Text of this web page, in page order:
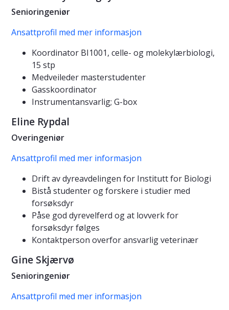
Senioringeniør
Ansattprofil med mer informasjon
Koordinator BI1001, celle- og molekylærbiologi,
15 stp
Medveileder masterstudenter
Gasskoordinator
Instrumentansvarlig; G-box
Eline Rypdal
Overingeniør
Ansattprofil med mer informasjon
Drift av dyreavdelingen for Institutt for Biologi
Bistå studenter og forskere i studier med
forsøksdyr
Påse god dyrevelferd og at lovverk for
forsøksdyr følges
Kontaktperson overfor ansvarlig veterinær
Gine Skjærvø
Senioringeniør
Ansattprofil med mer informasjon